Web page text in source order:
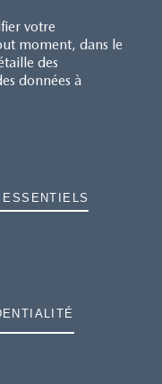
votre
moment, dans le
des
données à